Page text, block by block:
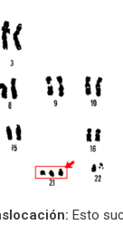
Esto